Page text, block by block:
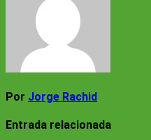
Por Jorge Rachid
Entrada relacionada